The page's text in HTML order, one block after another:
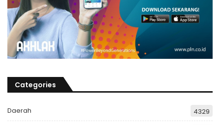
Categories
Daerah 4329